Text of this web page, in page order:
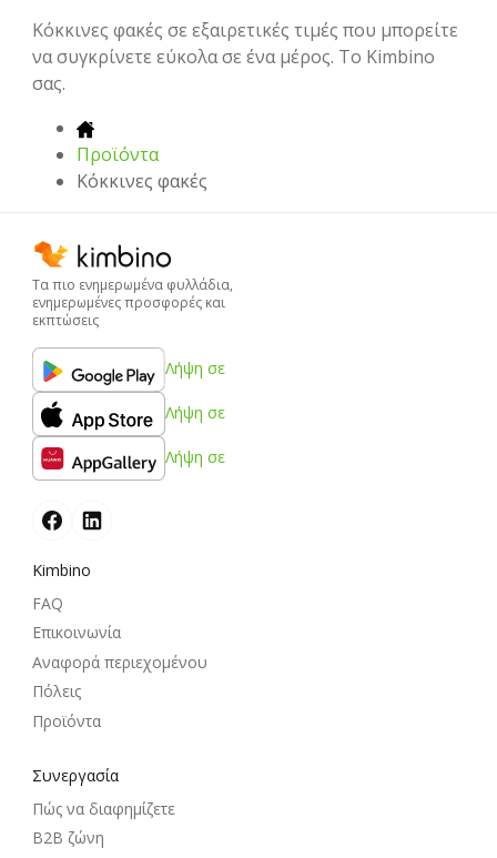
Κόκκινες φακές σε εξαιρετικές τιμές που μπορείτε
να συγκρίνετε εύκολα σε ένα μέρος. Το Kimbino
σας.
Προϊόντα
Κόκκινες φακές
Τα πιο ενημερωμένα φυλλάδια,
ενημερωμένες προσφορές και
εκπτώσεις
Λήψη σε
Λήψη σε
Λήψη σε
Kimbino
FAQ
Επικοινωνία
Αναφορά περιεχομένου
Πόλεις
Προϊόντα
Συνεργασία
Πώς να διαφημίζετε
B2B ζώνη